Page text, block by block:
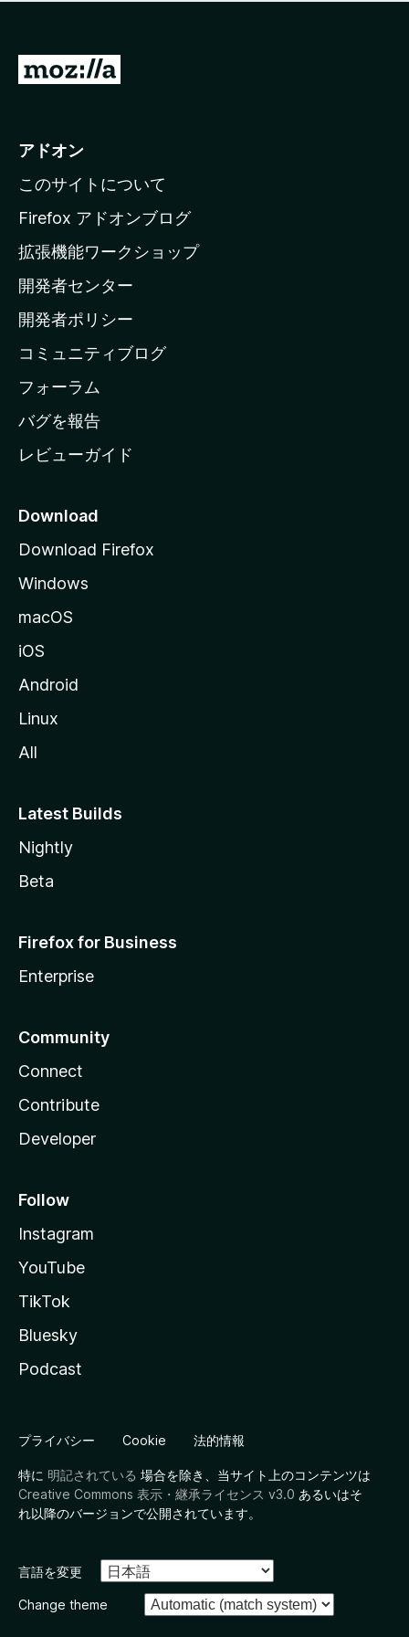
価
て
い
M
i
l
a
ホ
ー
ム
ー
ジ
へ
アドオン
このサイトについて
Firefox アドオンブログ
拡張機能ワークショップ
開発者センター
開発者ポリシー
コミュニティブログ
フォーラム
バグを報告
レビューガイド
Download
Download Firefox
Windows
macOS
iOS
Android
Linux
All
Latest Builds
Nightly
Beta
Firefox for Business
Enterprise
Community
Connect
Contribute
Developer
Follow
Instagram
YouTube
TikTok
Bluesky
Podcast
プライバシー Cookie 法的情報
特に 明記されている 場合を除き、当サイト上のコンテンツは
Creative Commons 表示・継承ライセンス v3.0 あるいはそ
れ以降のバージョンで公開されています。
言語を変更
Change theme